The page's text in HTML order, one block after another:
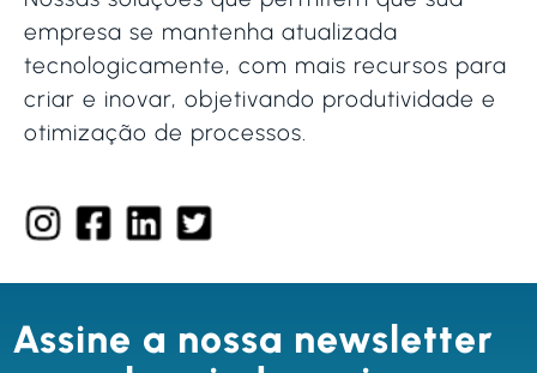
empresa se mantenha atualizada
tecnologicamente, com mais recursos para
criar e inovar, objetivando produtividade e
otimização de processos.
Assine a nossa newsletter